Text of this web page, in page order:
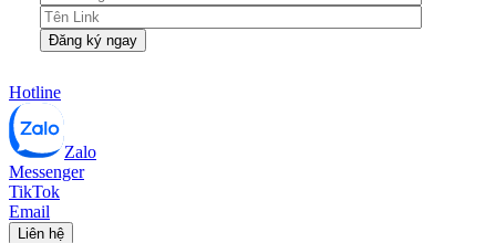
Hotline
Zalo
Messenger
TikTok
Email
Liên hệ